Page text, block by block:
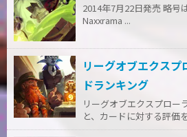
2014年7月22日発売 略号
Naxxrama ...
リーグオブエクスプ
ドランキング
リーグオブエクスプロー
と、カードに対する評価